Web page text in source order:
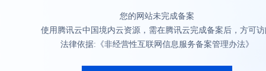
您的网站未完成备案
使用腾讯云中国境内云资源，需在腾讯云完成备案后，方可
法律依据:《非经营性互联网信息服务备案管理办法》